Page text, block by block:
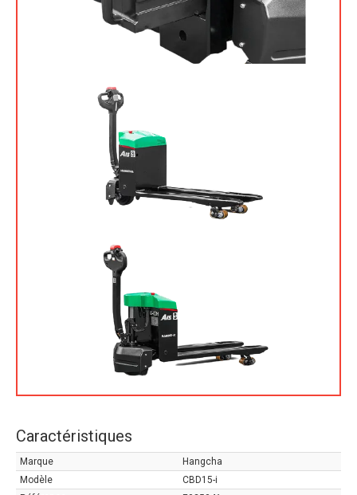
Caractéristiques
Marque
Hangcha
Modèle
CBD15-i